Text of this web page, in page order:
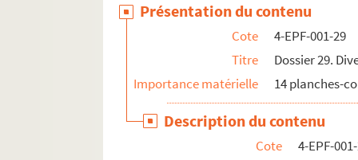
4-EPF-001-54. Dossier 54. Belgique, Finlande
4-EPF-001-55. Dossier 55. Afrique
Présentation du contenu
Cote
4-EPF-001-29
Titre
Dossier 29.
Importance matérielle
14 planches-
Description du contenu
Cote
4-EPF-